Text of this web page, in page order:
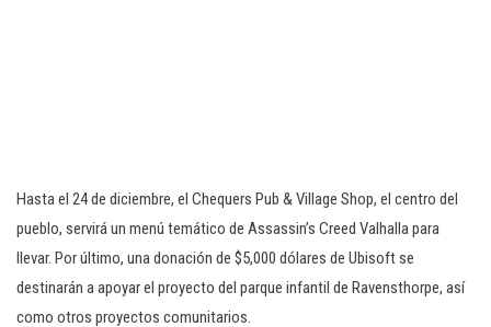
Hasta el 24 de diciembre, el Chequers Pub & Village Shop, el centro del
pueblo, servirá un menú temático de Assassin’s Creed Valhalla para
llevar. Por último, una donación de $5,000 dólares de Ubisoft se
destinarán a apoyar el proyecto del parque infantil de Ravensthorpe, así
como otros proyectos comunitarios.